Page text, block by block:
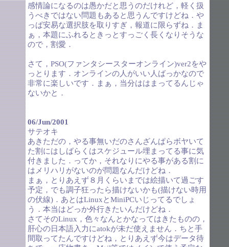
感情論になるのは愚かだと思うのだけれど，軽く扱
うべきではない問題もあると思うんですけどね．や
っぱ安易な選択肢を取りすぎ，報道に限らずね．ま
ぁ，本題にふれるときっとすっごく長くなりそうな
ので，割愛．
さて，PSO(ファンタシースターオンライン)ver2をや
っとります．オンラインの人がいい人ばっかなので
非常に楽しいです．まぁ，当分ははまってるんじゃ
ないかと．
06/Jun/2001
サテオキ
あきただの，やる事無いだのさんざんぱらボヤいて
た割にはしばらくはスケジュール埋まってる事に気
付きました．ってか，それなりにやる事がある割に
はメリハリがないのが問題なんだけどね．
まぁ，とりあえず８月くらいまでは絵描いて過ごす
予定，でも調子狂ったら描けないかも(描けない時用
の伏線)．あとはLinuxとMiniPCいじってるでしょ
う．本当はどっか外行きたいんだけどね．
さてそのLinux，色々なんとかなってはきたものの，
肝心の日本語入力にatokが未だ使えません．ちと手
間取ってたんですけどね，とりあえず今はデータ待